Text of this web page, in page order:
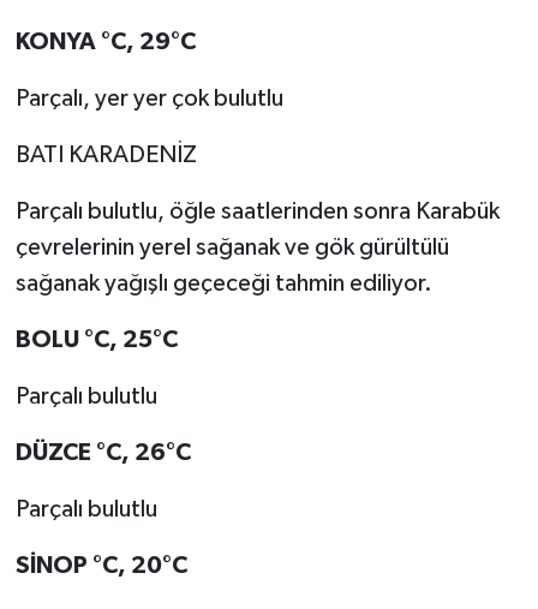
KONYA °C, 29°C
Parçalı, yer yer çok bulutlu
BATI KARADENİZ
Parçalı bulutlu, öğle saatlerinden sonra Karabük
çevrelerinin yerel sağanak ve gök gürültülü
sağanak yağışlı geçeceği tahmin ediliyor.
BOLU °C, 25°C
Parçalı bulutlu
DÜZCE °C, 26°C
Parçalı bulutlu
SİNOP °C, 20°C